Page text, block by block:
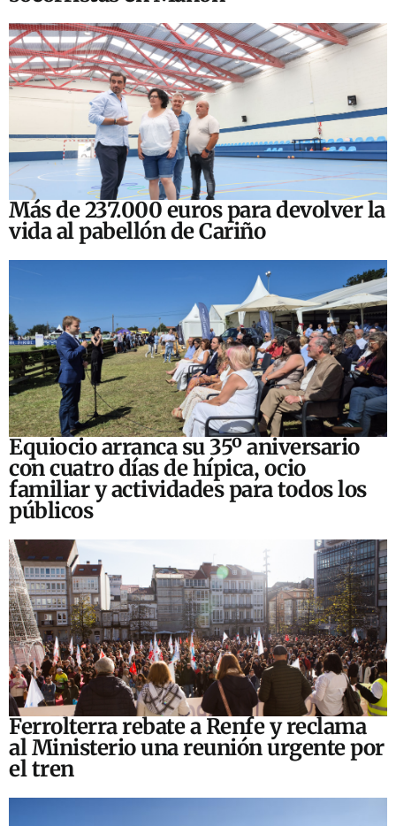
Más de 237.000 euros para devolver la
vida al pabellón de Cariño
Equiocio arranca su 35º aniversario
con cuatro días de hípica, ocio
familiar y actividades para todos los
públicos
Ferrolterra rebate a Renfe y reclama
al Ministerio una reunión urgente por
el tren